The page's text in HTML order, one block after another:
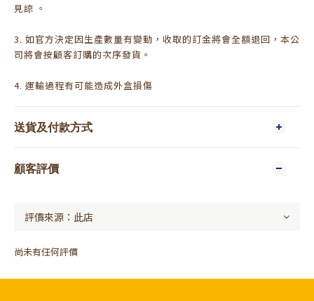
見諒 。
3. 如官方決定因生產數量有變動，收取的訂金將會全額退回，本公
司將會按顧客訂購的次序發貨。
4. 運輸過程有可能造成外盒損傷
送貨及付款方式
顧客評價
尚未有任何評價